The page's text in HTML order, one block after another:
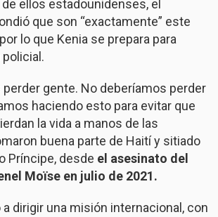
ellos estadounidenses, el
que son “exactamente” este
lo que Kenia se prepara para
perder gente. No deberíamos perder
haciendo esto para evitar que
la vida a manos de las
buena parte de Haití y sitiado
Príncipe, desde el asesinato del
Moïse en julio de 2021.
dirigir una misión internacional, con